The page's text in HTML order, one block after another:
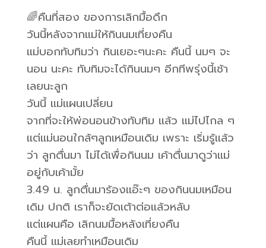
🌈คืนที่สอง ของการเลิกมื้อดึก
วันนี้หลังจากแม่ให้กินนมเที่ยงคืน
แม่บอกทับทิมว่า กินเยอะๆนะคะ คืนนี้ นมๆ จะ
นอน นะคะ ทับทิมจะได้กินนมๆ อีกทีพรุ่งนี้เช้า
เลยนะลูก
วันนี้ แม่แผนเปลี่ยน
จากที่จะให้พ่อนอนข้างทับทิม แล้ว แม่ไปไกล ๆ
แต่แม่นอนใกล้ๆลูกเหมือนเดิม เพราะ เริ่มรู้แล้ว
ว่า ลูกตื่นมา ไม่ได้เพื่อกินนม เค้าตื่นมาดูว่าแม่
อยู่กับเค้ามั้ย
3.49 น. ลูกตื่นมาร้องแอ๊ะๆ ของกินนมเหมือน
เดิม ปกติ เราก็จะยัดเต้าต่อแล้วหลับ
แต่แผนคือ เลิกนมมื้อหลังเที่ยงคืน
คืนนี้ แม่เลยทำเหมือนเดิม